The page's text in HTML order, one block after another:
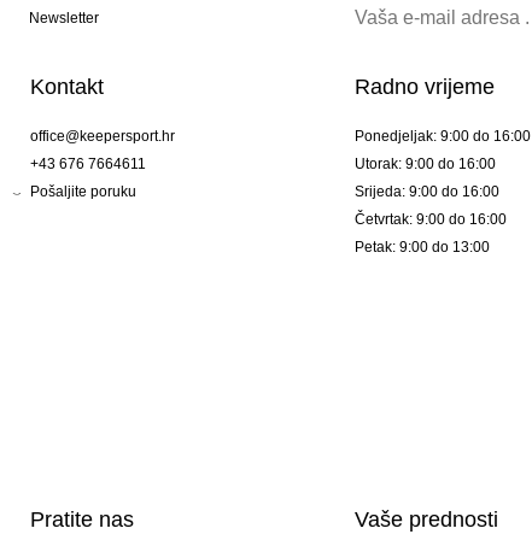
Newsletter
Kontakt
office@keepersport.hr
+43 676 7664611
Pošaljite poruku
Radno vrijeme
Ponedjeljak: 9:00 do 16:00
Utorak: 9:00 do 16:00
Srijeda: 9:00 do 16:00
Četvrtak: 9:00 do 16:00
Petak: 9:00 do 13:00
Pratite nas Vaše prednosti